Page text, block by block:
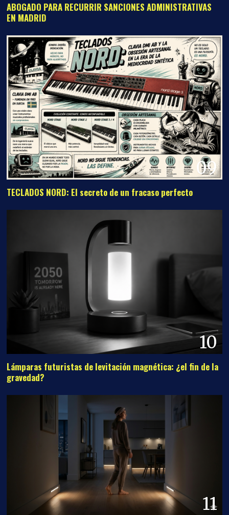
ABOGADO PARA RECURRIR SANCIONES ADMINISTRATIVAS
EN MADRID
09
TECLADOS NORD: El secreto de un fracaso perfecto
10
Lámparas futuristas de levitación magnética: ¿el fin de la
gravedad?
11